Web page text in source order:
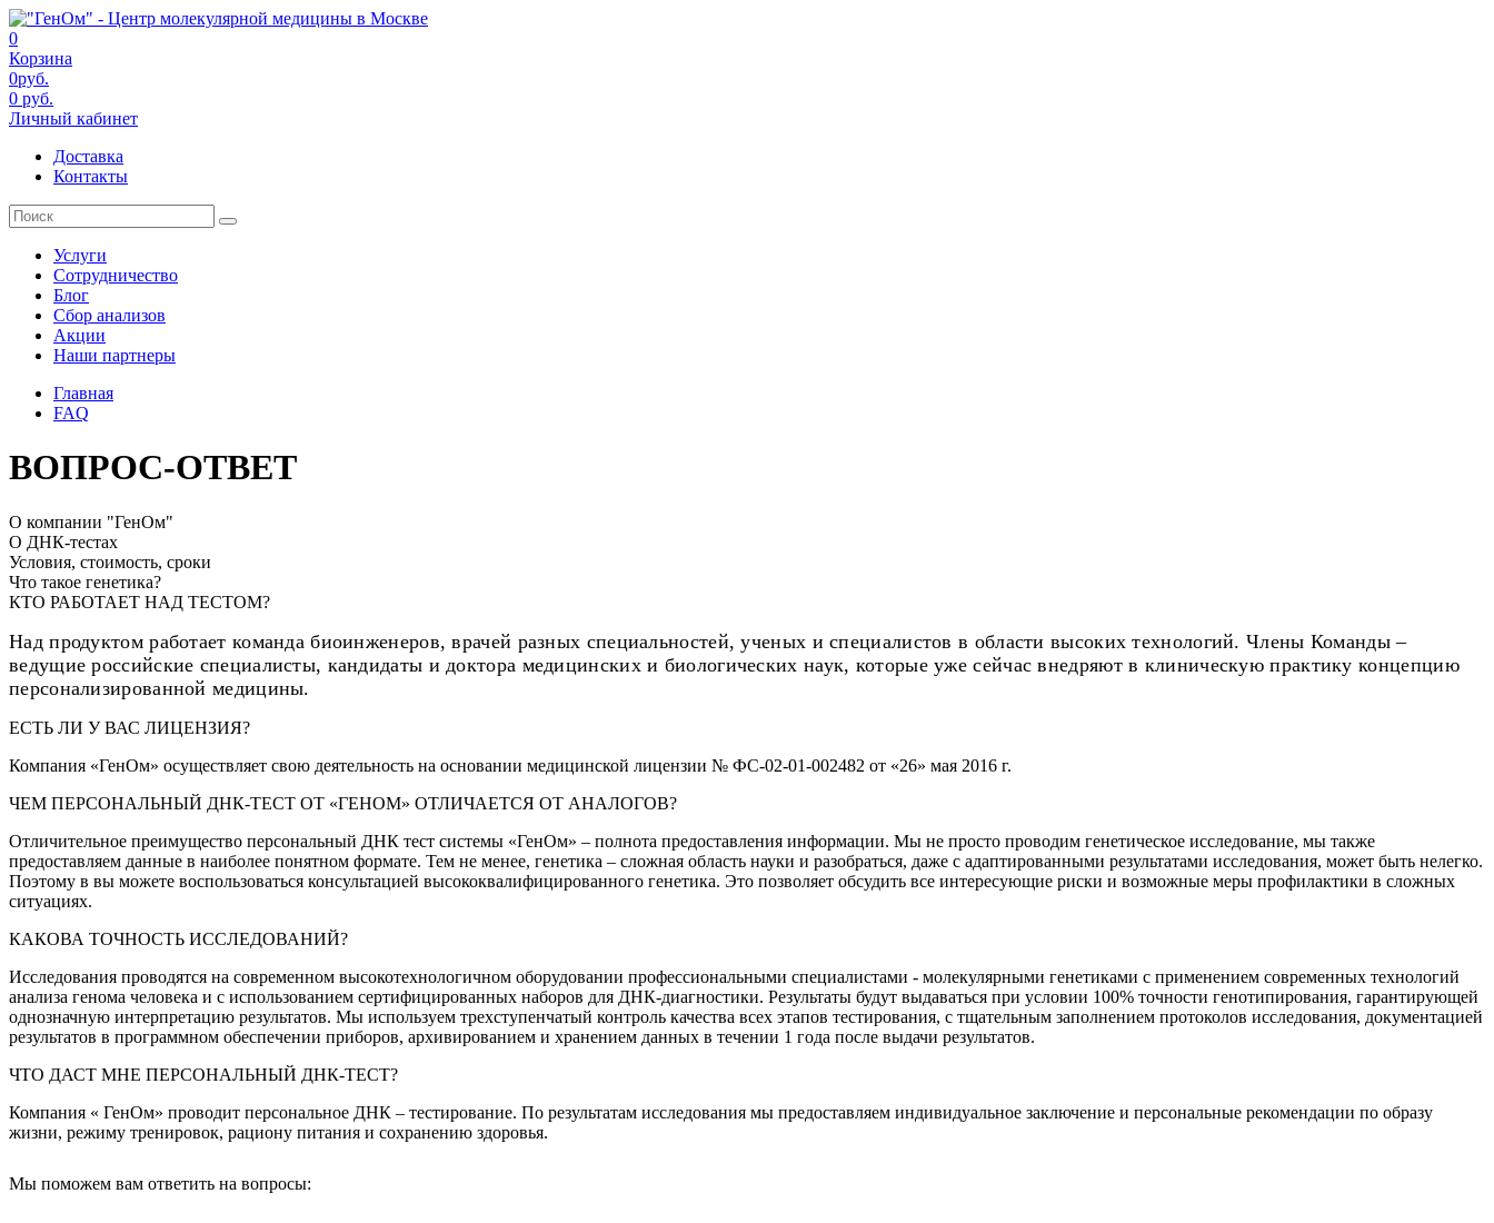
0
Корзина
0руб.
0 руб.
Личный кабинет
Доставка
Контакты
Услуги
Сотрудничество
Блог
Сбор анализов
Акции
Наши партнеры
Главная
FAQ
ВОПРОС-ОТВЕТ
О компании "ГенОм"
О ДНК-тестах
Условия, стоимость, сроки
Что такое генетика?
КТО РАБОТАЕТ НАД ТЕСТОМ?
Над продуктом работает команда биоинженеров, врачей разных специальностей, ученых и специалистов в области высоких технологий. Члены Команды –
ведущие российские специалисты, кандидаты и доктора медицинских и биологических наук, которые уже сейчас внедряют в клиническую практику концепцию
персонализированной медицины.
ЕСТЬ ЛИ У ВАС ЛИЦЕНЗИЯ?
Компания «ГенОм» осуществляет свою деятельность на основании медицинской лицензии № ФС-02-01-002482 от «26» мая 2016 г.
ЧЕМ ПЕРСОНАЛЬНЫЙ ДНК-ТЕСТ ОТ «ГЕНОМ» ОТЛИЧАЕТСЯ ОТ АНАЛОГОВ?
Отличительное преимущество персональный ДНК тест системы «ГенОм» – полнота предоставления информации. Мы не просто проводим генетическое исследование, мы также
предоставляем данные в наиболее понятном формате. Тем не менее, генетика – сложная область науки и разобраться, даже с адаптированными результатами исследования, может быть нелегко.
Поэтому в вы можете воспользоваться консультацией высококвалифицированного генетика. Это позволяет обсудить все интересующие риски и возможные меры профилактики в сложных
ситуациях.
КАКОВА ТОЧНОСТЬ ИССЛЕДОВАНИЙ?
Исследования проводятся на современном высокотехнологичном оборудовании профессиональными специалистами - молекулярными генетиками с применением современных технологий
анализа генома человека и с использованием сертифицированных наборов для ДНК-диагностики. Результаты будут выдаваться при условии 100% точности генотипирования, гарантирующей
однозначную интерпретацию результатов. Мы используем трехступенчатый контроль качества всех этапов тестирования, с тщательным заполнением протоколов исследования, документацией
результатов в программном обеспечении приборов, архивированием и хранением данных в течении 1 года после выдачи результатов.
ЧТО ДАСТ МНЕ ПЕРСОНАЛЬНЫЙ ДНК-ТЕСТ?
Компания « ГенОм» проводит персональное ДНК – тестирование. По результатам исследования мы предоставляем индивидуальное заключение и персональные рекомендации по образу
жизни, режиму тренировок, рациону питания и сохранению здоровья.
Мы поможем вам ответить на вопросы: